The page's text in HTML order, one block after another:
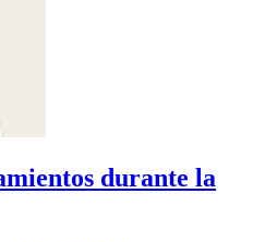
durante la